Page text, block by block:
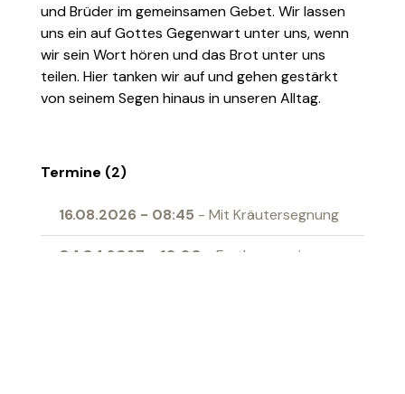
und Brüder im gemeinsamen Gebet. Wir lassen
uns ein auf Gottes Gegenwart unter uns, wenn
wir sein Wort hören und das Brot unter uns
teilen. Hier tanken wir auf und gehen gestärkt
von seinem Segen hinaus in unseren Alltag.
Termine (2)
16.08.2026 - 08:45 - Mit Kräutersegnung
04.04.2027 10:00 - Erstkommunion